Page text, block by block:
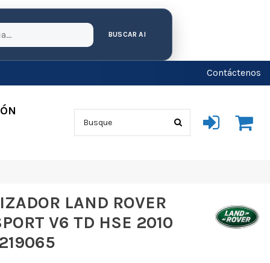
BUSCAR AI
Contáctenos
LAND ROVER
V6 TD HSE 2010